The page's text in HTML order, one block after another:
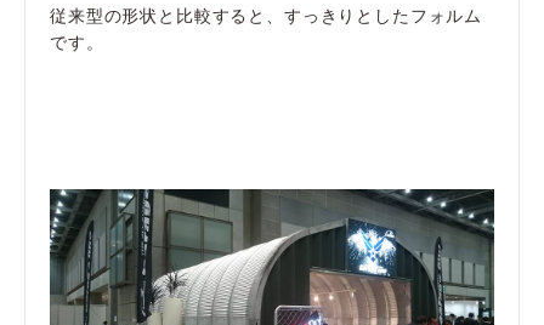
従来型の形状と比較すると、すっきりとしたフォルム
です。